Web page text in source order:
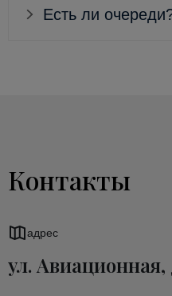
Есть ли
Контакты
адрес
ул. Авиационная,